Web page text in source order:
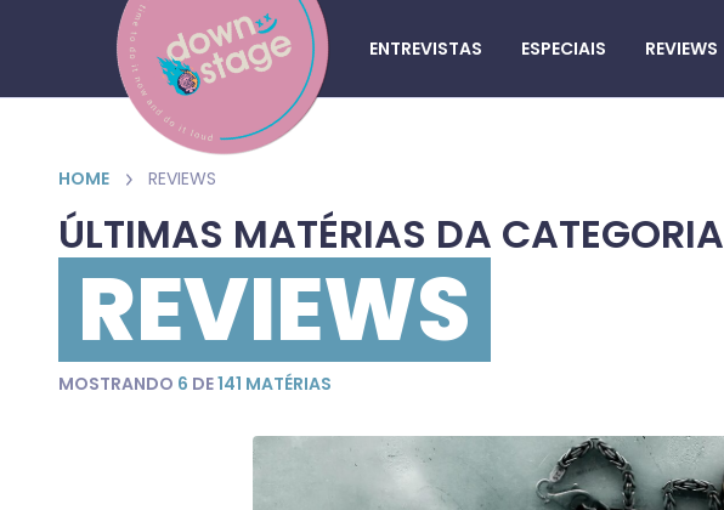
ENTREVISTAS ESPECIAIS REVIEWS
HOME REVIEWS
ÚLTIMAS MATÉRIAS DA CATEGORIA
REVIEWS
MOSTRANDO 6 DE141 MATÉRIAS